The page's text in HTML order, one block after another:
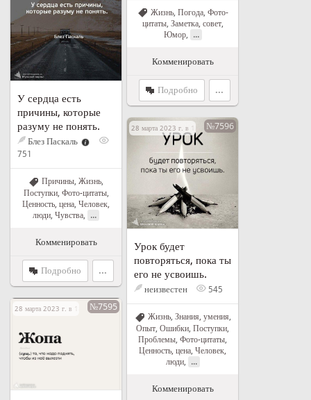
Жизнь, Погода, Фото-
цитаты, Заметка, совет,
Юмор, ...
Комменировать
Подробно ...
У сердца есть
причины, которые
разуму не понять.
Блез Паскаль
751
Причины, Жизнь,
Поступки, Фото-цитаты,
Ценность, цена Человек,
люди Чувства ...
Комменировать
Подробно ...
28 марта 2023 г. в 18:18№7596
Урок будет
повторяться, пока ты
его не усвоишь.
неизвестен 545
Жизнь, Знания, умения,
Опыт Ошибки Поступки
Проблемы Фото-цитаты
Ценность, цена Человек,
люди, ...
Комменировать
28 марта 2023 г. в 18:10№7595